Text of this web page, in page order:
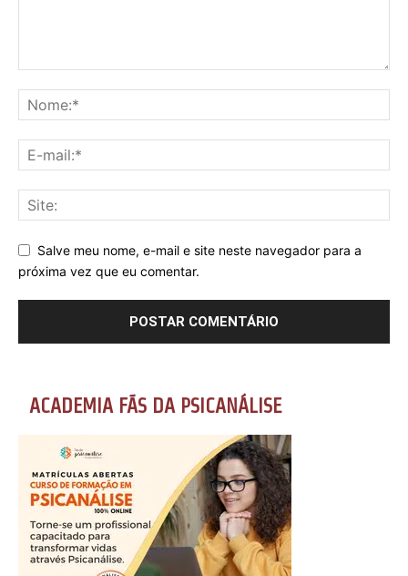
Salve meu nome, e-mail e site neste navegador para a
próxima vez que eu comentar.
ACADEMIA FÃS DA PSICANÁLISE